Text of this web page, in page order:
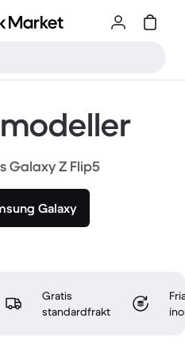
Galaxy Z Flip5
Galaxy
Gratis
standardfrakt